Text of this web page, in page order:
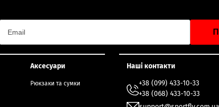
Аксесуари
Рюкзаки та сумки
Наші контакти
+38 (099) 433-10-33
+38 (068) 433-10-33